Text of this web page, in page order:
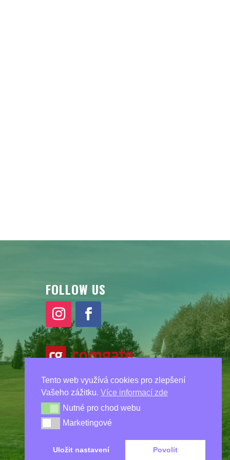
FOLLOW US
Tento web využívá cookies pro zlepšení
Vašeho zážitku. Více informací zde
Nutné pro chod webu
Nutné pro chod webu
Marketingové
Marketingové
Uložit nastavení Povolit